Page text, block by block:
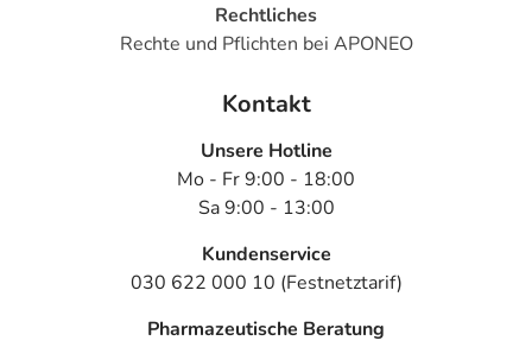
Rechtliches
Rechte und Pflichten bei APONEO
Kontakt
Unsere Hotline
Mo - Fr 9:00 - 18:00
Sa 9:00 - 13:00
Kundenservice
030 622 000 10 (Festnetztarif)
Pharmazeutische Beratung